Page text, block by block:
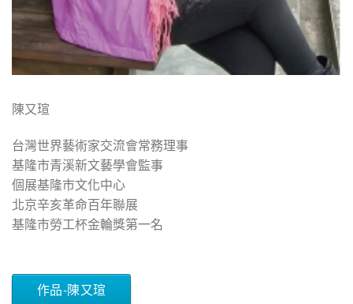
陳又瑄
台灣世界藝術家交流會常務理事
基隆市青溪新文藝學會監事
個展基隆市文化中心
北京辛亥革命百年聯展
基隆市勞工杯金輪獎第一名
作品-陳又瑄